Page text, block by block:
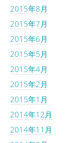
2015年8月
2015年7月
2015年6月
2015年5月
2015年4月
2015年2月
2015年1月
2014年12月
2014年11月